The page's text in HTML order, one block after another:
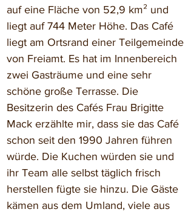
auf eine Fläche von 52,9 km² und
liegt auf 744 Meter Höhe. Das Café
liegt am Ortsrand einer Teilgemeinde
von Freiamt. Es hat im Innenbereich
zwei Gasträume und eine sehr
schöne große Terrasse. Die
Besitzerin des Cafés Frau Brigitte
Mack erzählte mir, dass sie das Café
schon seit den 1990 Jahren führen
würde. Die Kuchen würden sie und
ihr Team alle selbst täglich frisch
herstellen fügte sie hinzu. Die Gäste
kämen aus dem Umland, viele aus